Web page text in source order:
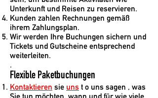
Unterkunft und Reisen zu reservieren.
Kunden zahlen Rechnungen gemäß
ihrem Zahlungsplan.
Wir werden Ihre Buchungen sichern und
Tickets und Gutscheine entsprechend
weiterleiten.
.
Flexible Paketbuchungen
Kontaktieren sie uns t o uns sagen , was
Sie tun möchten, wann und für wie viele